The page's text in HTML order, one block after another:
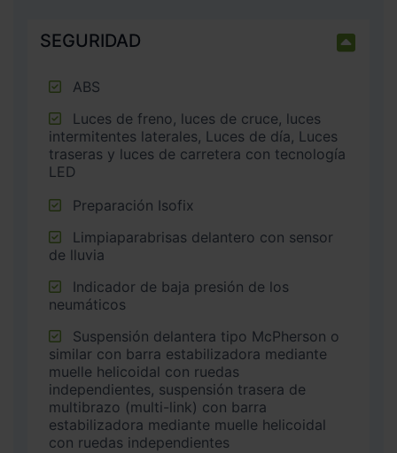
SEGURIDAD
ABS
intermitentes laterales, Luces de día, Luces
traseras y luces de carretera con tecnología
LED
Preparación Isofix
de lluvia
neumáticos
similar con barra estabilizadora mediante
muelle helicoidal con ruedas
independientes, suspensión trasera de
multibrazo (multi-link) con barra
estabilizadora mediante muelle helicoidal
con ruedas independientes